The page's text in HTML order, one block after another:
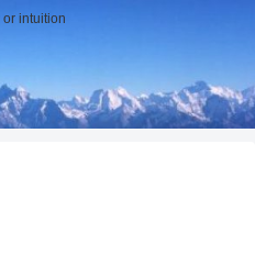
intuition